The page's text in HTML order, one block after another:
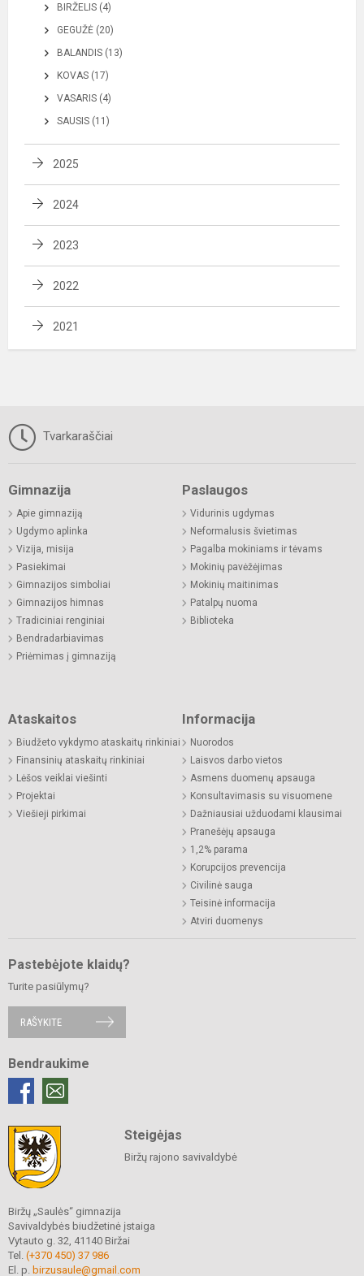
BIRŽELIS (4)
GEGUŽĖ (20)
BALANDIS (13)
KOVAS (17)
VASARIS (4)
SAUSIS (11)
2025
2024
2023
2022
2021
Tvarkaraščiai
Gimnazija
Apie gimnaziją
Ugdymo aplinka
Vizija, misija
Pasiekimai
Gimnazijos simboliai
Gimnazijos himnas
Tradiciniai renginiai
Bendradarbiavimas
Priėmimas į gimnaziją
Paslaugos
Vidurinis ugdymas
Neformalusis švietimas
Pagalba mokiniams ir tėvams
Mokinių pavėžėjimas
Mokinių maitinimas
Patalpų nuoma
Biblioteka
Ataskaitos
Biudžeto vykdymo ataskaitų rinkiniai
Finansinių ataskaitų rinkiniai
Lėšos veiklai viešinti
Projektai
Viešieji pirkimai
Informacija
Nuorodos
Laisvos darbo vietos
Asmens duomenų apsauga
Konsultavimasis su visuomene
Dažniausiai užduodami klausimai
Pranešėjų apsauga
1,2% parama
Korupcijos prevencija
Civilinė sauga
Teisinė informacija
Atviri duomenys
Pastebėjote klaidų?
Turite pasiūlymų?
RAŠYKITE
Bendraukime
Steigėjas
Biržų rajono savivaldybė
Biržų „Saulės“ gimnazija
Savivaldybės biudžetinė įstaiga
Vytauto g. 32, 41140 Biržai
Tel. (+370 450) 37 986
El. p. birzusaule@gmail.com